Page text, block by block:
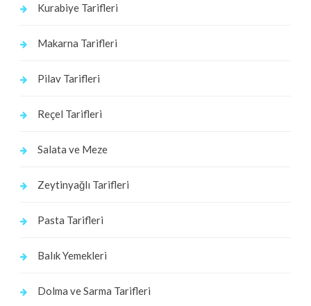
Kurabiye Tarifleri
Makarna Tarifleri
Pilav Tarifleri
Reçel Tarifleri
Salata ve Meze
Zeytinyağlı Tarifleri
Pasta Tarifleri
Balık Yemekleri
Dolma ve Sarma Tarifleri